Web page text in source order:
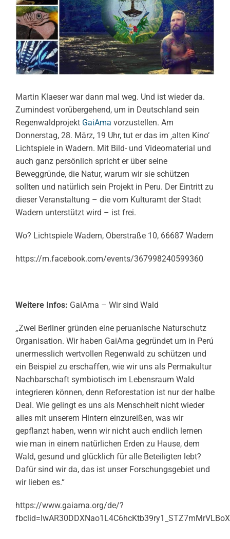
Martin Klaeser war dann mal weg. Und ist wieder da.
Zumindest vorübergehend, um in Deutschland sein
Regenwaldprojekt GaiAma vorzustellen. Am
Donnerstag, 28. März, 19 Uhr, tut er das im ‚alten Kino‘
Lichtspiele in Wadern. Mit Bild- und Videomaterial und
auch ganz persönlich spricht er über seine
Beweggründe, die Natur, warum wir sie schützen
sollten und natürlich sein Projekt in Peru. Der Eintritt zu
dieser Veranstaltung – die vom Kulturamt der Stadt
Wadern unterstützt wird – ist frei.
Wo? Lichtspiele Wadern, Oberstraße 10, 66687 Wadern
https://m.facebook.com/events/367998240599360
Weitere Infos: GaiAma – Wir sind Wald
„Zwei Berliner gründen eine peruanische Naturschutz
Organisation. Wir haben GaiAma gegründet um in Perú
unermesslich wertvollen Regenwald zu schützen und
ein Beispiel zu erschaffen, wie wir uns als Permakultur
Nachbarschaft symbiotisch im Lebensraum Wald
integrieren können, denn Reforestation ist nur der halbe
Deal. Wie gelingt es uns als Menschheit nicht wieder
alles mit unserem Hintern einzureißen, was wir
gepflanzt haben, wenn wir nicht auch endlich lernen
wie man in einem natürlichen Erden zu Hause, dem
Wald, gesund und glücklich für alle Beteiligten lebt?
Dafür sind wir da, das ist unser Forschungsgebiet und
wir lieben es.“
https://www.gaiama.org/de/?